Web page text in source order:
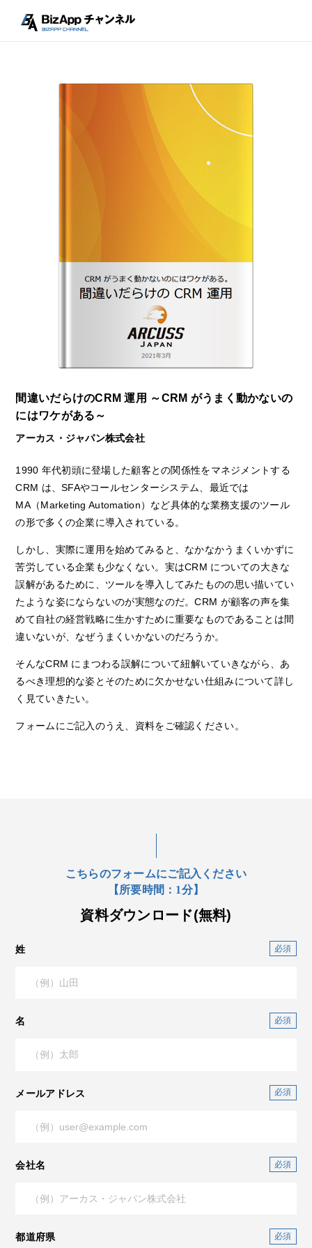
間違いだらけのCRM 運⽤ ～CRM がうまく動かないの
にはワケがある～
アーカス・ジャパン株式会社
1990 年代初頭に登場した顧客との関係性をマネジメントする
CRM は、SFAやコールセンターシステム、最近では
MA（Marketing Automation）など具体的な業務⽀援のツール
の形で多くの企業に導⼊されている。
しかし、実際に運⽤を始めてみると、なかなかうまくいかずに
苦労している企業も少なくない。実はCRM についての⼤きな
誤解があるために、ツールを導⼊してみたものの思い描いてい
たような姿にならないのが実態なのだ。CRM が顧客の声を集
めて⾃社の経営戦略に⽣かすために重要なものであることは間
違いないが、なぜうまくいかないのだろうか。
そんなCRM にまつわる誤解について紐解いていきながら、あ
るべき理想的な姿とそのために⽋かせない仕組みについて詳し
く⾒ていきたい。
フォームにご記入のうえ、資料をご確認ください。
こちらのフォームにご記入ください
【所要時間：1分】
資料ダウンロード(無料)
姓
名
メールアドレス
会社名
都道府県